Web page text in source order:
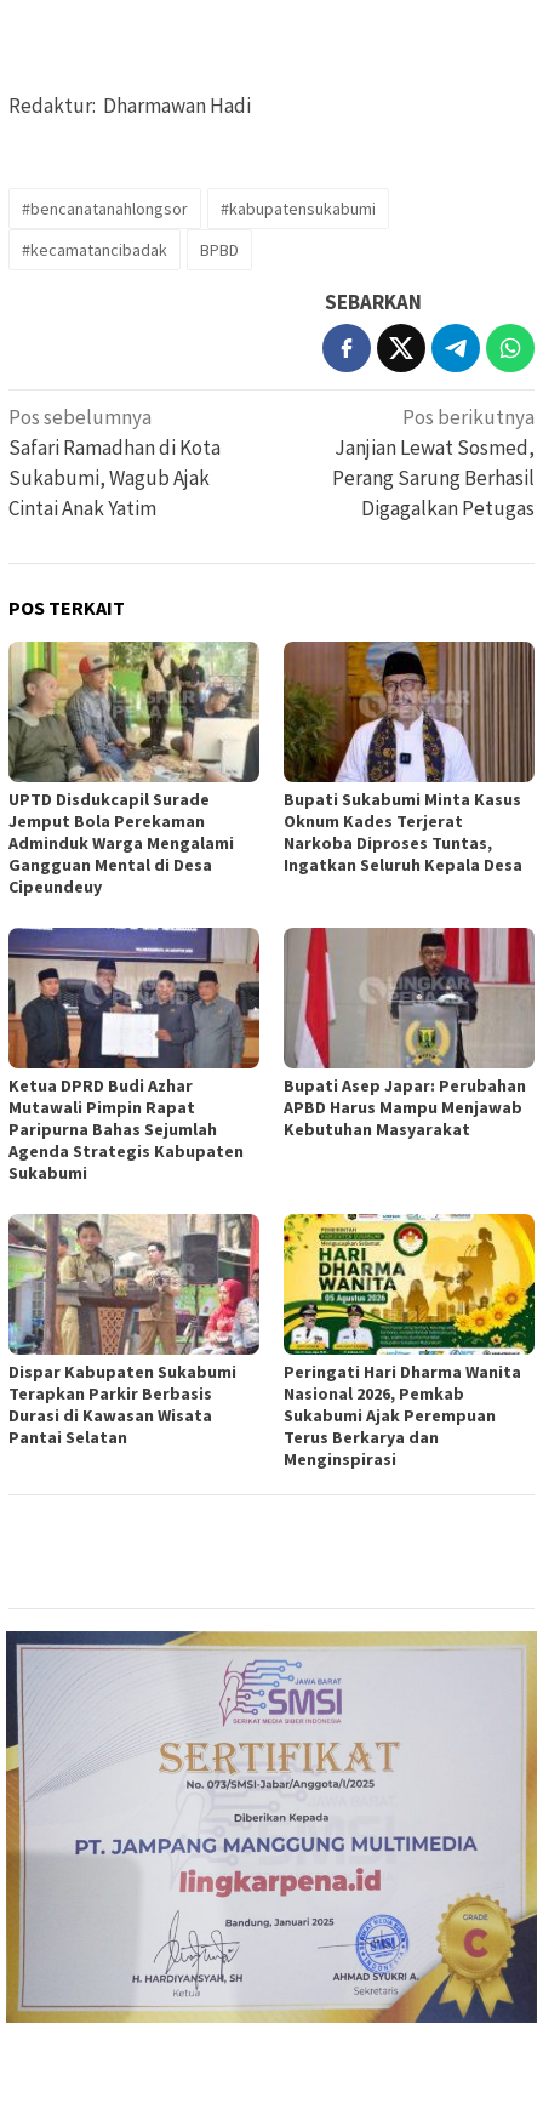
Redaktur: Dharmawan Hadi
#bencanatanahlongsor
#kabupatensukabumi
#kecamatancibadak
BPBD
SEBARKAN
Navigasi
pos
Pos sebelumnya
Safari Ramadhan di Kota
Sukabumi, Wagub Ajak
Cintai Anak Yatim
Pos berikutnya
Janjian Lewat Sosmed,
Perang Sarung Berhasil
Digagalkan Petugas
POS TERKAIT
UPTD Disdukcapil Surade
Jemput Bola Perekaman
Adminduk Warga Mengalami
Gangguan Mental di Desa
Cipeundeuy
Bupati Sukabumi Minta Kasus
Oknum Kades Terjerat
Narkoba Diproses Tuntas,
Ingatkan Seluruh Kepala Desa
Ketua DPRD Budi Azhar
Mutawali Pimpin Rapat
Paripurna Bahas Sejumlah
Agenda Strategis Kabupaten
Sukabumi
Bupati Asep Japar: Perubahan
APBD Harus Mampu Menjawab
Kebutuhan Masyarakat
Dispar Kabupaten Sukabumi
Terapkan Parkir Berbasis
Durasi di Kawasan Wisata
Pantai Selatan
Peringati Hari Dharma Wanita
Nasional 2026, Pemkab
Sukabumi Ajak Perempuan
Terus Berkarya dan
Menginspirasi